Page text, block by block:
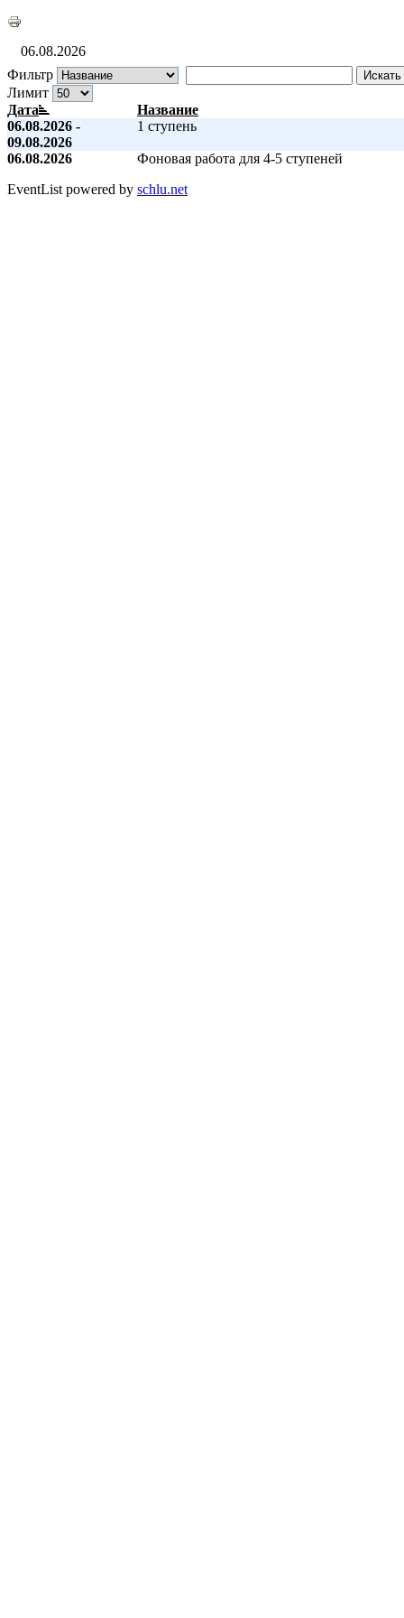
06.08.2026
Фильтр
Искать
Лимит
Дата
Название
06.08.2026 -
09.08.2026
1 ступень
06.08.2026
Фоновая работа для 4-5 ступеней
EventList powered by schlu.net